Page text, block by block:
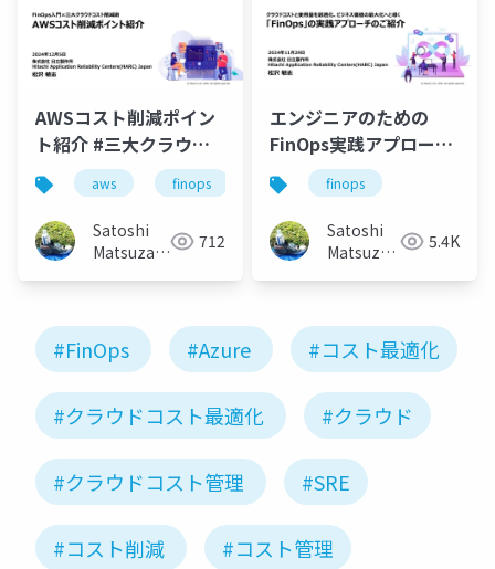
AWSコスト削減ポイン
ト紹介 #三大クラウド
コスト削減術
aws finops
Satoshi
Matsuzawa
712
エンジニアのための
FinOps実践アプローチ
の紹介 #cncw2024
finops
Satoshi
Matsuzawa
5.4K
#FinOps #Azure #コスト最適化
#クラウドコスト最適化 #クラウド
#クラウドコスト管理 #SRE
#コスト削減 #コスト管理